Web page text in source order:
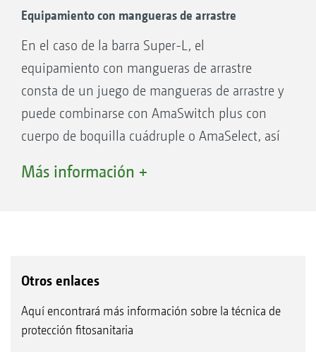
Equipamiento con mangueras de arrastre
En el caso de la barra Super-L, el
equipamiento con mangueras de arrastre
consta de un juego de mangueras de arrastre y
puede combinarse con AmaSwitch plus con
cuerpo de boquilla cuádruple o AmaSelect, así
distancia entre boquillas de 25 cm.
Más información +
Otros enlaces
Aquí encontrará más información sobre la técnica de
protección fitosanitaria